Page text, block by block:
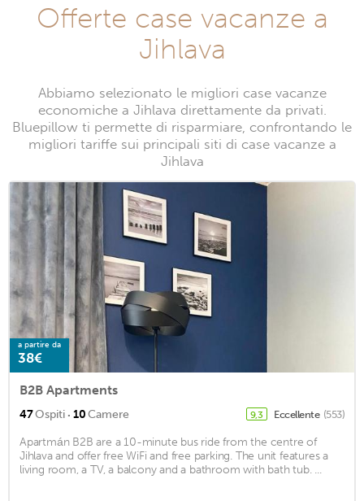
Offerte case vacanze a
Jihlava
Abbiamo selezionato le migliori case vacanze
economiche a Jihlava direttamente da privati.
Bluepillow ti permette di risparmiare, confrontando le
migliori tariffe sui principali siti di case vacanze a
Jihlava
a partire da
38€
B2B Apartments
47Ospiti · 10Camere 9,3 Eccellente (553)
Apartmán B2B are a 10-minute bus ride from the centre of
Jihlava and offer free WiFi and free parking. The unit features a
living room, a TV, a balcony and a bathroom with bath tub. ...